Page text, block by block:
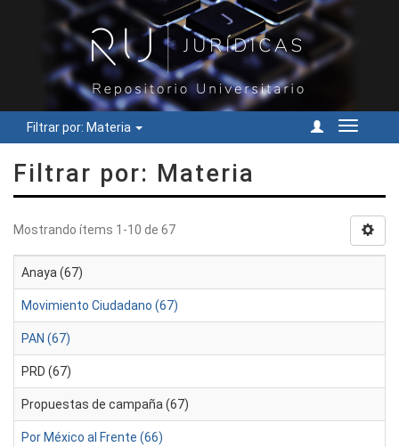
Filtrar por: Materia
Cambiar
Filtrar por: Materia
Mostrando ítems 1-10 de 67
Anaya (67)
Movimiento Ciudadano (67)
PAN (67)
PRD (67)
Propuestas de campaña (67)
Por México al Frente (66)